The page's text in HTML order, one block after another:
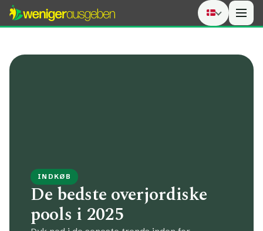
INDKØB
De bedste overjordiske
pools i 2025